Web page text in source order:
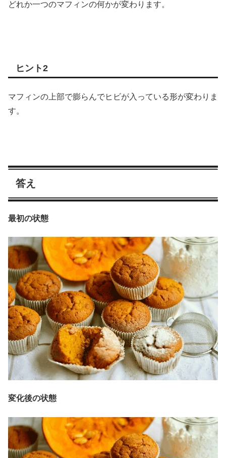
どれか一つのマフィンの何かが変わります。
ヒント2
マフィンの上部で膨らんでヒビが入っている形が変わりま
す。
答え
最初の状態
変化後の状態